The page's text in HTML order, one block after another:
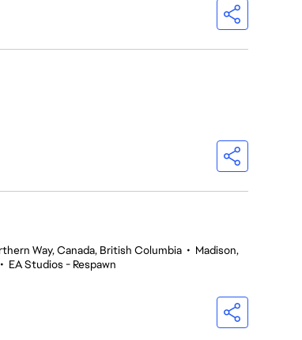
Way, Canada, British Columbia • Madison,
• EA Studios - Respawn